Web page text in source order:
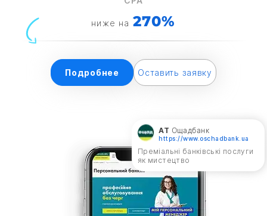
ниже на 270%
Подробнее Оставить заявку
АТ Ощадбанк
https://www.oschadbank.ua
Преміальні банківські послуги
як мистецтво